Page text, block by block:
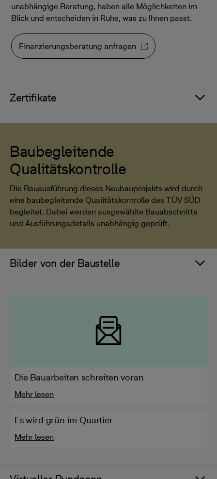
unabhängige Beratung, haben alle Möglichkeiten im
Blick und entscheiden in Ruhe, was zu Ihnen passt.
Finanzierungsberatung anfragen
Zertifikate
Baubegleitende
Qualitätskontrolle
Die Bauausführung dieses Neubauprojekts wird durch
eine baubegleitende Qualitätskontrolle des TÜV SÜD
begleitet. Dabei werden ausgewählte Bauabschnitte
und Ausführungsdetails unabhängig geprüft.
Bilder von der Baustelle
Die Bauarbeiten schreiten voran
Mehr lesen
Es wird grün im Quartier
Mehr lesen